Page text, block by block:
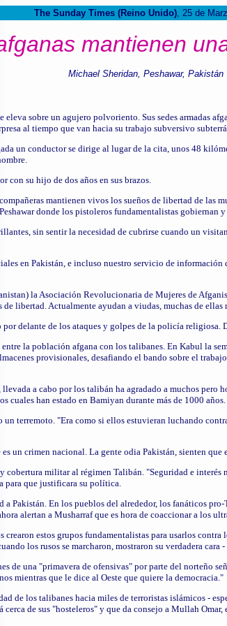
The Sunday Times (Reino Unido), 25 de
mantienen
Michael Sheridan, Peshawar, Pakistán
sobre un agujero polvoriento. Sus sedes armadas
al tiempo que van hacia su trabajo subversivo
un conductor se dirige al lugar de la cita, unos 48
con su hijo de dos años en sus brazos.
mantienen vivos los sueños de libertad de las
donde los pistoleros fundamentalistas gobiernan
sin sentir la necesidad de cubrirse cuando un
en Pakistán, e incluso nuestro servicio de
la Asociación Revolucionaria de Mujeres de
libertad. Actualmente ayudan a viudas, muchas de
delante de los ataques y golpes de la policía
la población afgana con los talibanes. En Kabul la
provisionales, desafiando el bando sobre el
a cabo por los talibán ha agradado a muchos
cuales han estado en Bamiyan durante más de 1000 años.
terremoto. "Era como si ellos estuvieran luchando
un crimen nacional. La gente odia Pakistán, sienten que
militar al régimen Talibán. "Seguridad e
para que justificara su política.
Pakistán. En los pueblos del alrededor, los fanáticos
alertan a Musharraf que es hora de coaccionar a los
estos grupos fundamentalistas para usarlos
los rusos se marcharon, mostraron su verdadera
de una "primavera de ofensivas" por parte del norteño
mientras que le dice al Oeste que quiere la democracia."
de los talibanes hacia miles de terroristas islámicos -
cerca de sus "hosteleros" y que da consejo a Mullah